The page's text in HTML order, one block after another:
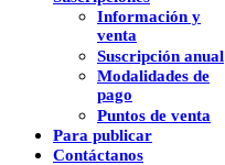
Información y
venta
Suscripción anual
Modalidades de
pago
Puntos de venta
Para publicar
Contáctanos